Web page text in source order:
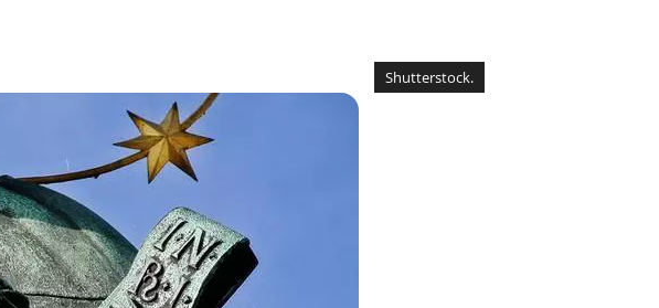
Shutterstock.